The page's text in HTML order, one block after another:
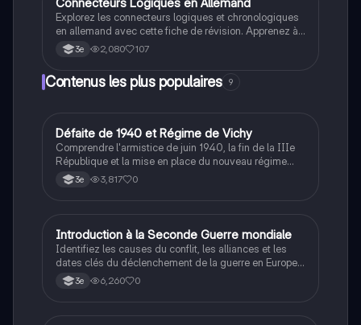
Allemand
Explorez les connecteurs logiques et chronologiques
en allemand avec cette fiche de révision. Apprenez à
exprimer des concessions, des causes, des finalités
et des contrastes à travers des exemples pratiques et
les étudiants souhaitant améliorer leur maîtrise des
3e 2,080 107
Contenus les plus populaires 9
DHistoire
Défaite de 1940 et Régime de Vichy
Comprendre l'armistice de juin 1940, la fin de la IIIe
République et la mise en place du nouveau régime
autoritaire de Philippe Pétain.
3e 3,817 0
IHistoire
Introduction à la Seconde Guerre mondiale
Identifiez les causes du conflit, les alliances et les
dates clés du déclenchement de la guerre en Europe
et dans le Pacifique.
3e 6,260 0